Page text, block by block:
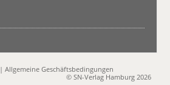
|Allgemeine Geschäftsbedingungen
© SN-Verlag Hamburg 2026